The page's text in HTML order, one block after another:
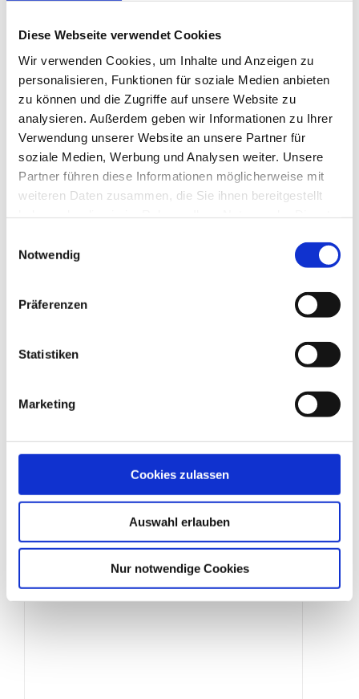
Diese Webseite verwendet Cookies
Wir verwenden Cookies, um Inhalte und Anzeigen zu
personalisieren, Funktionen für soziale Medien anbieten
zu können und die Zugriffe auf unsere Website zu
analysieren. Außerdem geben wir Informationen zu Ihrer
Verwendung unserer Website an unsere Partner für
soziale Medien, Werbung und Analysen weiter. Unsere
Partner führen diese Informationen möglicherweise mit
weiteren Daten zusammen, die Sie ihnen bereitgestellt
Notwendig
Präferenzen
Statistiken
Marketing
Cookies zulassen
Auswahl erlauben
Nur notwendige Cookies
Betonstein